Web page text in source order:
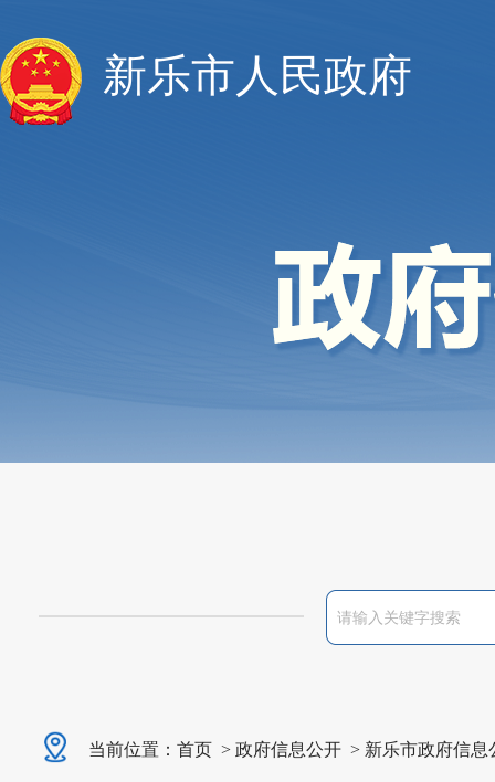
新乐市人民政府
当前位置： 首页 > 政府信息公开 > 新乐市政府信息